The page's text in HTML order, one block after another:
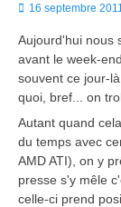
Posted
16 septembre
Aujourd'hui nous
avant le week-
souvent ce jour-
quoi, bref... on
Autant quand
du temps avec
AMD ATI), on y
presse s'y mêle
celle-ci prend